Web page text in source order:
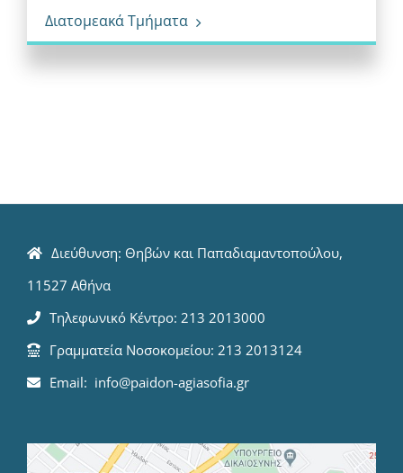
Διατομεακά Τμήματα
Διεύθυνση: Θηβών και Παπαδιαμαντοπούλου,
11527 Αθήνα
Τηλεφωνικό Κέντρο: 213 2013000
Γραμματεία Νοσοκομείου: 213 2013124
Email: info@paidon-agiasofia.gr